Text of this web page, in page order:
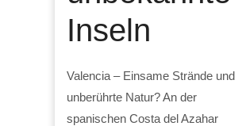
Inseln
Valencia – Einsame Strände und
unberührte Natur? An der
spanischen Costa del Azahar